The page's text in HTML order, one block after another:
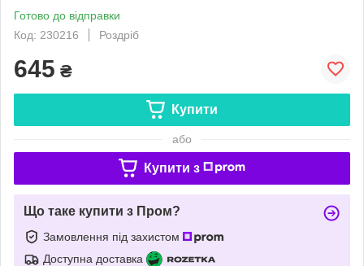
Готово до відправки
Код: 230216
Роздріб
645 ₴
Купити
або
Купити з
Що таке купити з Пром?
Замовлення під захистом
Доступна доставка